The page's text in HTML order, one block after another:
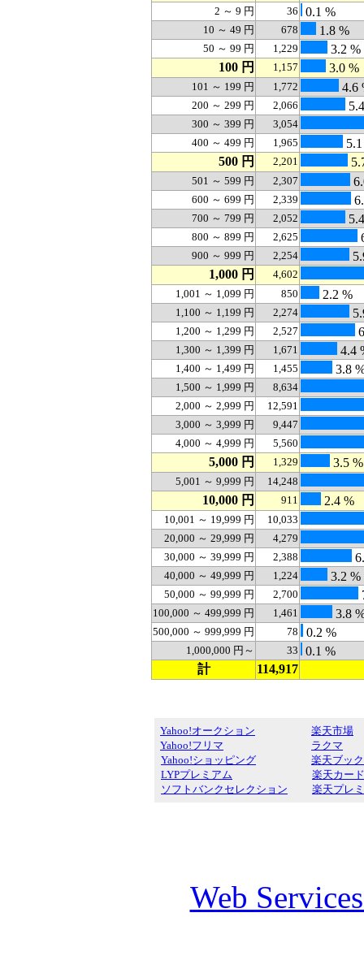
2 ～ 9 円 36 0.1 %
10 ～ 49 円 678 1.8 %
50 ～ 99 円 1,229
3.2 %
100 円
1,157 3.0 %
101 ～ 199 円 1,772 4.6
200 ～ 299 円 2,066
300 ～ 399 円
3,054
400 ～ 499 円
1,965
500 円
2,201
501 ～ 599 円 2,307
600 ～ 699 円 2,339
700 ～ 799 円 2,052
800 ～ 899 円 2,625
900 ～ 999 円 2,254
1,000 円
4,602
1,001 ～ 1,099 円
850 2.2 %
1,100 ～ 1,199 円 2,274
1,200 ～ 1,299 円 2,527
1,300 ～ 1,399 円 1,671 4.4
1,400 ～ 1,499 円 1,455 3.8
1,500 ～ 1,999 円
8,634
2,000 ～ 2,999 円
12,591
3,000 ～ 3,999 円
9,447
4,000 ～ 4,999 円
5,560
5,000 円 1,329 3.5 %
5,001 ～ 9,999 円 14,248
10,000 円 911 2.4 %
10,001 ～ 19,999 円
10,033
20,000 ～ 29,999 円
4,279
30,000 ～ 39,999 円
2,388
40,000 ～ 49,999 円 1,224 3.2 %
50,000 ～ 99,999 円 2,700
100,000 ～ 499,999 円 1,461 3.8
500,000 ～ 999,999 円 78 0.2 %
1,000,000 円～ 33
0.1 %
計
114,917
Yahoo!オークション
Yahoo!フリマ
Yahoo!ショッピング
LYPプレミアム
ソフトバンクセレクション
楽天市場
ラクマ
楽天ブッ
楽天カード
楽天プレ
Web